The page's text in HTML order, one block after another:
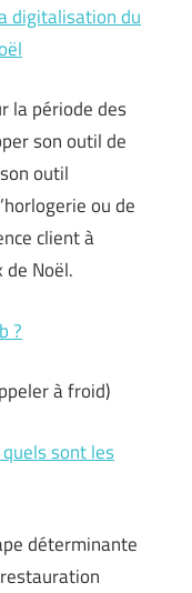
digitalisation du
la période des
son outil de
outil
ou de
client à
de Noël.
?
à froid)
sont les
déterminante